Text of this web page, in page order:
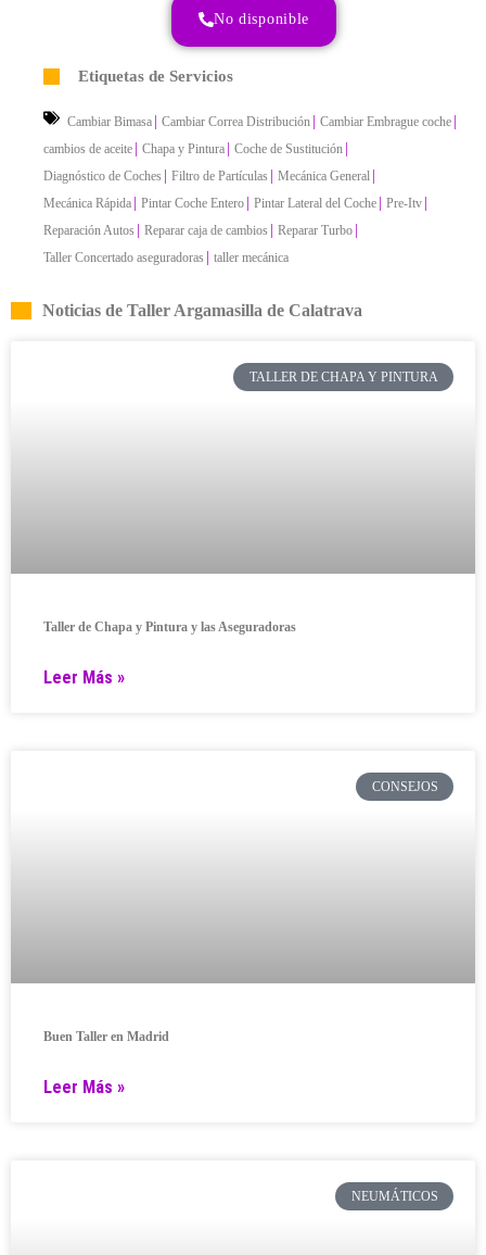
No disponible
Etiquetas de Servicios
Cambiar Bimasa Cambiar Correa Distribución Cambiar Embrague coche
cambios de aceite Chapa y Pintura Coche de Sustitución
Diagnóstico de Coches Filtro de Partículas Mecánica General
Mecánica Rápida Pintar Coche Entero Pintar Lateral del Coche Pre-Itv
Reparación Autos Reparar caja de cambios Reparar Turbo
Taller Concertado aseguradoras taller mecánica
Noticias de Taller Argamasilla de Calatrava
TALLER DE CHAPA Y PINTURA
Taller de Chapa y Pintura y las Aseguradoras
Leer Más »
CONSEJOS
Buen Taller en Madrid
Leer Más »
NEUMÁTICOS